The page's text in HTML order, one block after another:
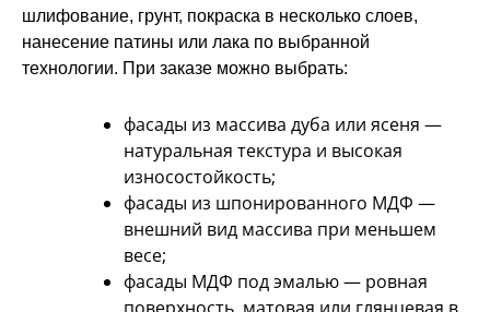
шлифование, грунт, покраска в несколько слоев,
нанесение патины или лака по выбранной
технологии. При заказе можно выбрать:
фасады из массива дуба или ясеня —
натуральная текстура и высокая
износостойкость;
фасады из шпонированного МДФ —
внешний вид массива при меньшем
весе;
фасады МДФ под эмалью — ровная